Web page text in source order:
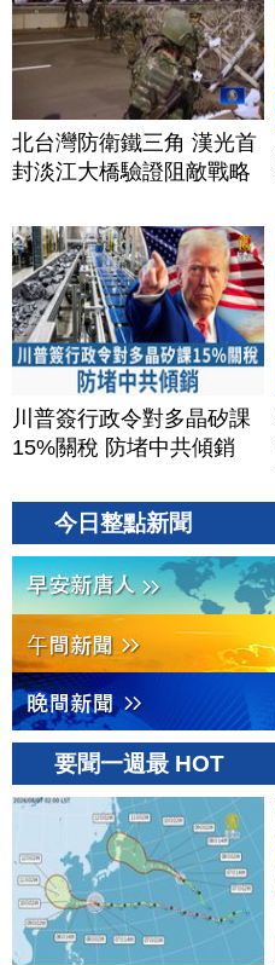
北台灣防衛鐵三角 漢光首
封淡江大橋驗證阻敵戰略
川普簽行政令對多晶矽課
15%關稅 防堵中共傾銷
今日整點新聞
要聞一週最 HOT